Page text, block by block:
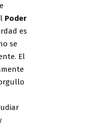
Poder
es
se
El